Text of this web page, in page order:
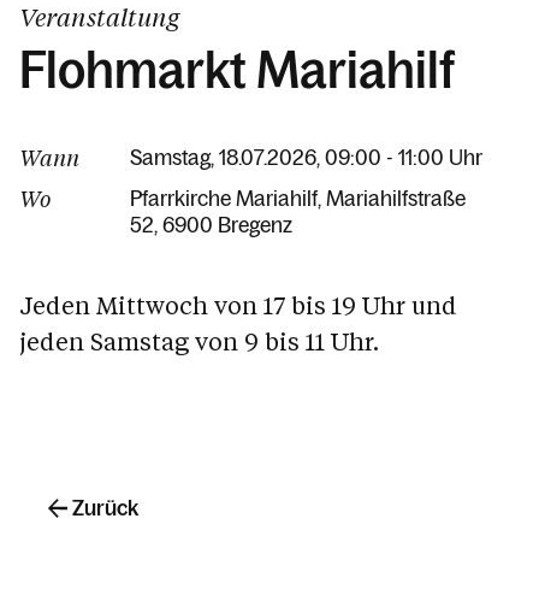
Veranstaltung
Flohmarkt Mariahilf
Wann Samstag, 18.07.2026, 09:00 - 11:00 Uhr
Wo Pfarrkirche Mariahilf Mariahilfstraße
52 6900 Bregenz
Jeden Mittwoch von 17 bis 19 Uhr und
jeden Samstag von 9 bis 11 Uhr.
Zurück